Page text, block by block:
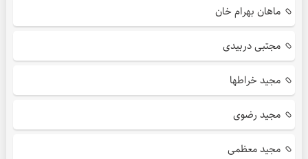
ماهان بهرام خان
مجتبی دربیدی
مجید خراطها
مجید رضوی
مجید معظمی